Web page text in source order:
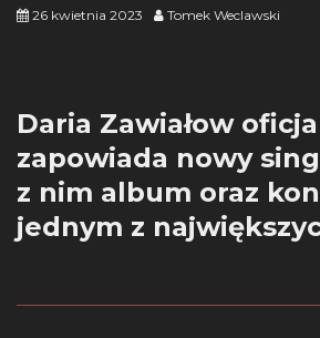
26 kwietnia 2023 Tomek Weclawski
Daria Zawiałow
zapowiada nowy
z nim album oraz
jednym z